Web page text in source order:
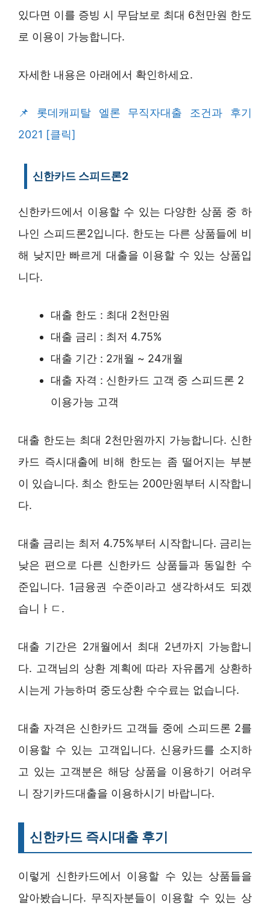
있다면 이를 증빙 시 무담보로 최대 6천만원 한도
로 이용이 가능합니다.
자세한 내용은 아래에서 확인하세요.
롯데캐피탈 엘론 무직자대출 조건과 후기
2021 [클릭]
신한카드 스피드론2
신한카드에서 이용할 수 있는 다양한 상품 중 하
나인 스피드론2입니다. 한도는 다른 상품들에 비
해 낮지만 빠르게 대출을 이용할 수 있는 상품입
니다.
대출 한도 : 최대 2천만원
대출 금리 : 최저 4.75%
대출 기간 : 2개월 ~ 24개월
대출 자격 : 신한카드 고객 중 스피드론 2
이용가능 고객
대출 한도는 최대 2천만원까지 가능합니다. 신한
카드 즉시대출에 비해 한도는 좀 떨어지는 부분
이 있습니다. 최소 한도는 200만원부터 시작합니
다.
대출 금리는 최저 4.75%부터 시작합니다. 금리는
낮은 편으로 다른 신한카드 상품들과 동일한 수
준입니다. 1금융권 수준이라고 생각하셔도 되겠
습니ㅏㄷ.
대출 기간은 2개월에서 최대 2년까지 가능합니
다. 고객님의 상환 계획에 따라 자유롭게 상환하
시는게 가능하며 중도상환 수수료는 없습니다.
대출 자격은 신한카드 고객들 중에 스피드론 2를
이용할 수 있는 고객입니다. 신용카드를 소지하
고 있는 고객분은 해당 상품을 이용하기 어려우
니 장기카드대출을 이용하시기 바랍니다.
신한카드 즉시대출 후기
이렇게 신한카드에서 이용할 수 있는 상품들을
알아봤습니다. 무직자분들이 이용할 수 있는 상